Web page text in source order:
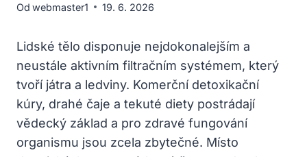
Od webmaster1 19. 6. 2026
Lidské tělo disponuje nejdokonalejším a
neustále aktivním filtračním systémem, který
tvoří játra a ledviny. Komerční detoxikační
kúry, drahé čaje a tekuté diety postrádají
vědecký základ a pro zdravé fungování
organismu jsou zcela zbytečné. Místo